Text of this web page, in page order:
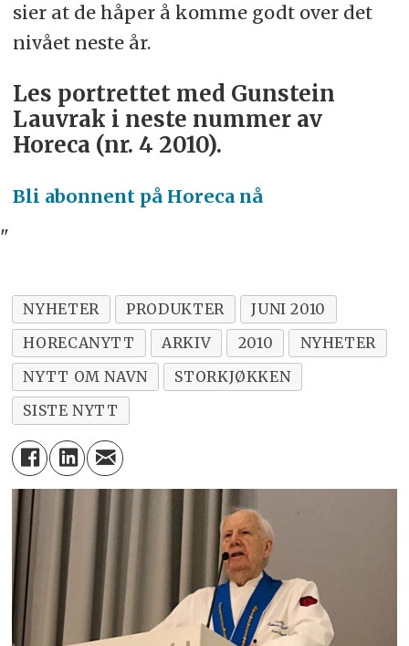
sier at de håper å komme godt over det
nivået neste år.
Les portrettet med Gunstein
Lauvrak i neste nummer av
Horeca (nr. 4 2010).
Bli abonnent på Horeca nå
"
NYHETER PRODUKTER
JUNI 2010
HORECANYTT
ARKIV 2010
NYHETER
NYTT OM NAVN
STORKJØKKEN
SISTE NYTT